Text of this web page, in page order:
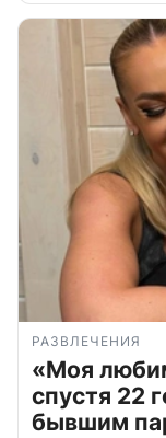
РАЗВЛЕЧЕНИЯ
«Моя
спустя 22
бывшим